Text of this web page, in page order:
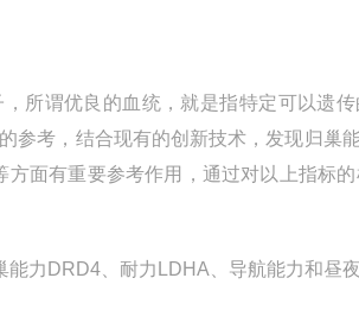
所谓优良的血统，就是指特定可以遗
参考，结合现有的创新技术，发现归巢
面有重要参考作用，通过对以上指标
力DRD4、耐力LDHA、导航能力和昼